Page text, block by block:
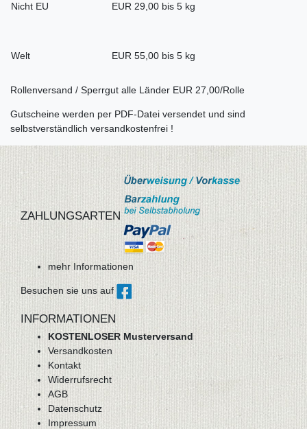
Nicht EU EUR 29,00 bis 5 kg
Welt EUR 55,00 bis 5 kg
Rollenversand / Sperrgut alle Länder EUR 27,00/Rolle
Gutscheine werden per PDF-Datei versendet und sind
selbstverständlich versandkostenfrei !
ZAHLUNGSARTEN
mehr Informationen
Besuchen sie uns auf
INFORMATIONEN
KOSTENLOSER Musterversand
Versandkosten
Kontakt
Widerrufsrecht
AGB
Datenschutz
Impressum